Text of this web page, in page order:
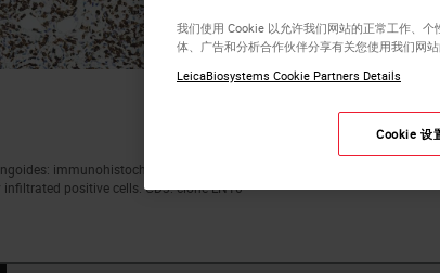
immunohistochemical staining
positive cells. CD3: clone LN10
我们使用 Cookie 以允许我们网站的正常工作、
体、广告和分析合作伙伴分享有关您使用我们网站
LeicaBiosystems Cookie Partners Details
Cookie 设